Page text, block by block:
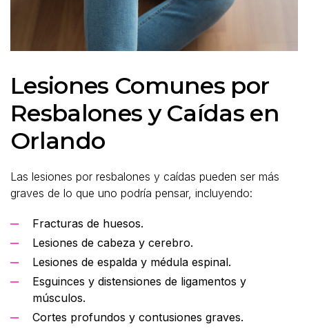
Lesiones Comunes por
Resbalones y Caídas en
Orlando
Las lesiones por resbalones y caídas pueden ser más
graves de lo que uno podría pensar, incluyendo:
Fracturas de huesos.
Lesiones de cabeza y cerebro.
Lesiones de espalda y médula espinal.
Esguinces y distensiones de ligamentos y
músculos.
Cortes profundos y contusiones graves.